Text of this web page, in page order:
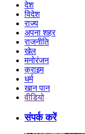
देश
विदेश
राज्य
अपना शहर
राजनीति
खेल
मनोरंजन
क्राइम
धर्म
खान पान
वीडियो
संपर्क करें